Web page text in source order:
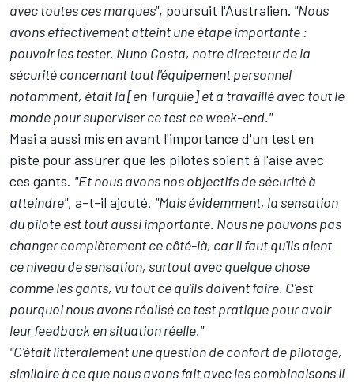
avec toutes ces marques", poursuit l'Australien. "Nous
avons effectivement atteint une étape importante :
pouvoir les tester. Nuno Costa, notre directeur de la
sécurité concernant tout l'équipement personnel
notamment, était là [en Turquie] et a travaillé avec tout le
monde pour superviser ce test ce week-end."
Masi a aussi mis en avant l'importance d'un test en
piste pour assurer que les pilotes soient à l'aise avec
ces gants. "Et nous avons nos objectifs de sécurité à
atteindre", a-t-il ajouté. "Mais évidemment, la sensation
du pilote est tout aussi importante. Nous ne pouvons pas
changer complètement ce côté-là, car il faut qu'ils aient
ce niveau de sensation, surtout avec quelque chose
comme les gants, vu tout ce qu'ils doivent faire. C'est
pourquoi nous avons réalisé ce test pratique pour avoir
leur feedback en situation réelle."
"C'était littéralement une question de confort de pilotage,
similaire à ce que nous avons fait avec les combinaisons il